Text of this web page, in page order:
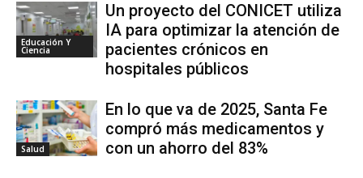
Educación Y
Ciencia
Un proyecto del CONICET utiliza
IA para optimizar la atención de
pacientes crónicos en
hospitales públicos
Salud
En lo que va de 2025, Santa Fe
compró más medicamentos y
con un ahorro del 83%